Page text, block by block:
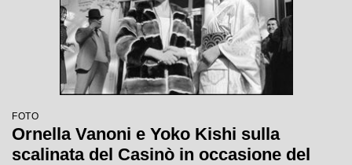
FOTO
Ornella Vanoni e Yoko Kishi sulla
scalinata del Casinò in occasione del